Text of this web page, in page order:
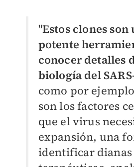
"Estos clones son
potente
conocer detalles
biología del
como por
son los factores
que el virus
expansión, una
identificar dianas